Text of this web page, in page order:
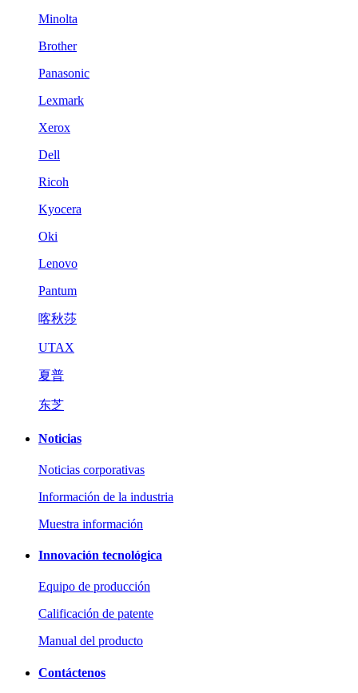
Minolta
Brother
Panasonic
Lexmark
Xerox
Dell
Ricoh
Kyocera
Oki
Lenovo
Pantum
喀秋莎
UTAX
夏普
东芝
Noticias
Noticias corporativas
Información de la industria
Muestra información
Innovación tecnológica
Equipo de producción
Calificación de patente
Manual del producto
Contáctenos